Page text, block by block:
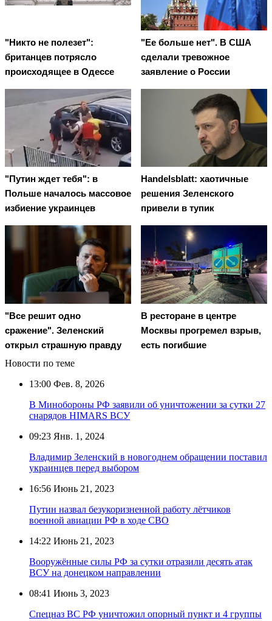
"Никто не полезет":
британцев потрясло
происходящее в Одессе
"Ее больше нет". В США
сделали тревожное
заявление о России
"Путин ждет тебя": в
Польше началось массовое
избиение украинцев
Handelsblatt: хаотичные
решения Зеленского
привели в тупик
"Все решит одно
сражение". Зеленский
открыл страшную правду
В ресторане в центре
Москвы прогремел взрыв,
есть погибшие
Новости по теме
13:00 Фев. 8, 2026
В Минобороны РФ заявили об уничтожении за сутки 27
снарядов HIMARS ВСУ
09:23 Янв. 1, 2024
Владимир Зеленский в новогоднем обращении поставил
украинцев перед выбором
16:56 Июнь 21, 2023
Путин назвал безукоризненной работу лётчиков
военной авиации РФ в ходе СВО
14:22 Июнь 21, 2023
Вооружённые силы РФ за сутки отразили десять атак
ВСУ на донецком направлении
08:41 Июнь 3, 2023
Спецназ ВС РФ уничтожил опорный пункт и 4 группы